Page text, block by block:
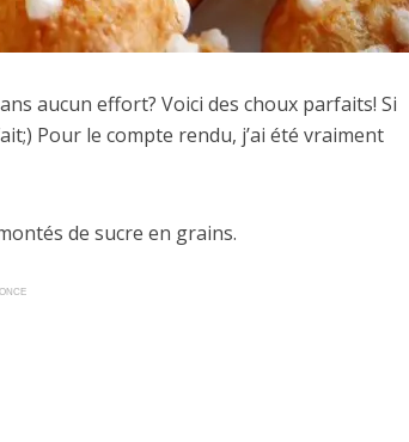
aucun effort? Voici des choux parfaits! Si
Pour le compte rendu, j’ai été vraiment
de sucre en grains.